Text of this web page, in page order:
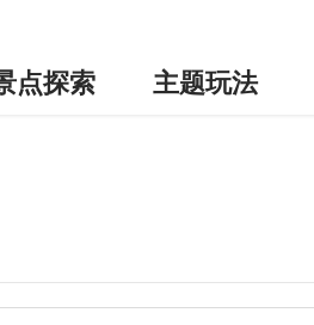
点探索 主题玩法